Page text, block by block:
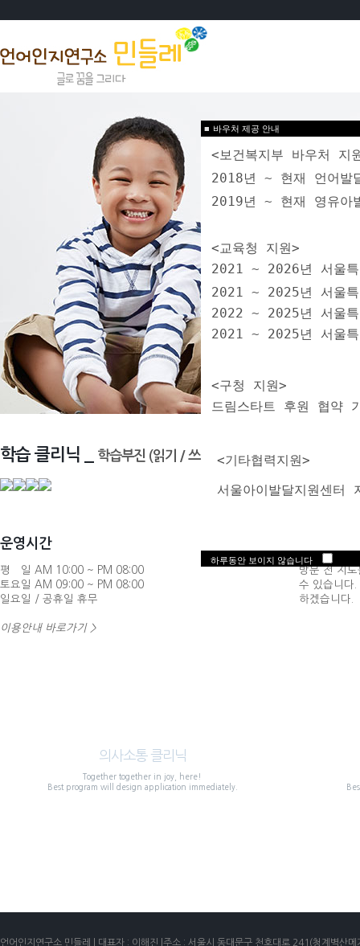
■ 바우처 제공 안내
<보건복지부 바우처 지
2018년 ~ 현재 언어발
2019년 ~ 현재 영유아
<교육청 지원>
2021 ~ 2026년 서울특
2021 ~ 2025년 서울특
2022 ~ 2025년 서울특
2021 ~ 2025년 서울특
<구청 지원>
드림스타트 후원 협약
  <기타협력지원>
서울아이발달지원센터
하루동안 보이지 않습니다
학습 클리닉 _ 학습부진 (읽기 / 쓰기 / 수학)
운영시간
평 일 AM 10:00 ~ PM 08:00
토요일 AM 09:00 ~ PM 08:00
일요일 / 공휴일 휴무
이용안내 바로가기 >
방문 전 지
수 있습니다.
하겠습니다.
의사소통 클리닉
Together together in joy, here!
Best program will design application immediately.
언어인지연구소 민들레 | 대표자 : 이해진 |주소 : 서울시 동대문구 천호대로 241(청계벽산